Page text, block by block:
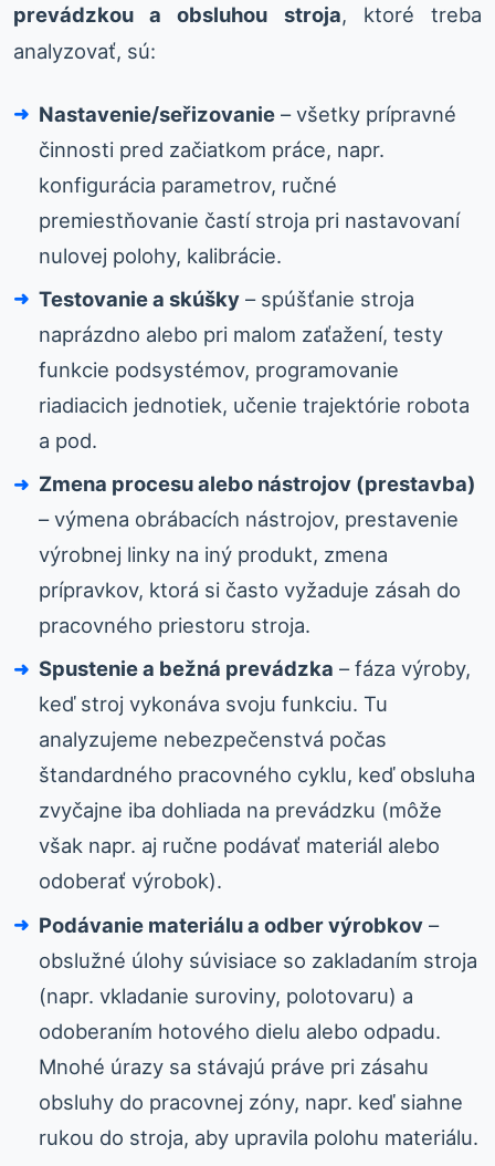
prevádzkou a obsluhou stroja, ktoré treba
analyzovať, sú:
Nastavenie/seřizovanie – všetky prípravné
činnosti pred začiatkom práce, napr.
konfigurácia parametrov, ručné
premiestňovanie častí stroja pri nastavovaní
nulovej polohy, kalibrácie.
Testovanie a skúšky – spúšťanie stroja
naprázdno alebo pri malom zaťažení, testy
funkcie podsystémov, programovanie
riadiacich jednotiek, učenie trajektórie robota
a pod.
Zmena procesu alebo nástrojov (prestavba)
– výmena obrábacích nástrojov, prestavenie
výrobnej linky na iný produkt, zmena
prípravkov, ktorá si často vyžaduje zásah do
pracovného priestoru stroja.
Spustenie a bežná prevádzka – fáza výroby,
keď stroj vykonáva svoju funkciu. Tu
analyzujeme nebezpečenstvá počas
štandardného pracovného cyklu, keď obsluha
zvyčajne iba dohliada na prevádzku (môže
však napr. aj ručne podávať materiál alebo
odoberať výrobok).
Podávanie materiálu a odber výrobkov –
obslužné úlohy súvisiace so zakladaním stroja
(napr. vkladanie suroviny, polotovaru) a
odoberaním hotového dielu alebo odpadu.
Mnohé úrazy sa stávajú práve pri zásahu
obsluhy do pracovnej zóny, napr. keď siahne
rukou do stroja, aby upravila polohu materiálu.